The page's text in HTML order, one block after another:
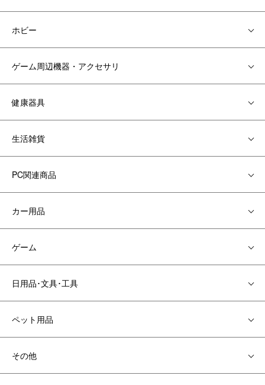
ホビー
ゲーム周辺機器・アクセサリ
健康器具
生活雑貨
PC関連商品
カー用品
ゲーム
日用品･文具･工具
ペット用品
その他